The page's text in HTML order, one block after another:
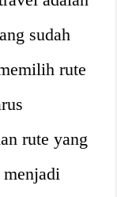
sudah
rute
rute yang